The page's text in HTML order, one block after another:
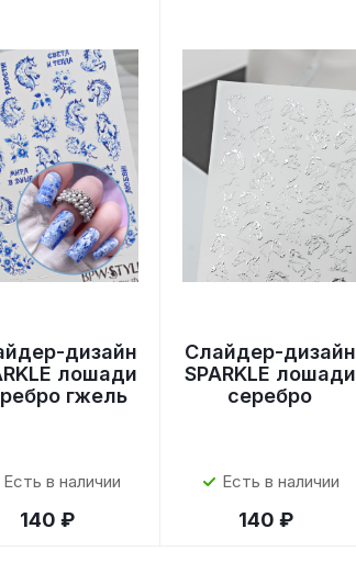
дизайн
лошади
гжель
Есть в наличии
140 ₽
Слайдер-дизайн
SPARKLE лошади
серебро
Есть в наличии
140 ₽